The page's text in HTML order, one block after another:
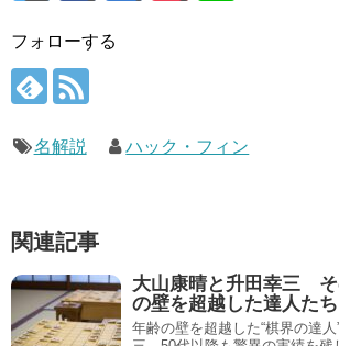
フォローする
名解説 ハック・フィン
関連記事
大山康晴と升田幸三
の壁を超越した達人たち
年齢の壁を超越した“棋界の達